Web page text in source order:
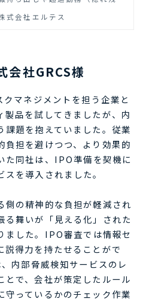
した事例をまとめました。無料で
式会社エルテス
会社GRCS様
マネジメントを担う企業と
製品を試してきましたが、内
課題を抱えていました。従業
負担を避けつつ、より効果的
た同社は、IPO準備を契機に
を導入されました。
側の精神的な負担が軽減され
る舞いが「見える化」された
ました。IPO審査では情報セ
説得力を持たせることがで
内部脅威検知サービスのレ
とで、会社が策定したルール
守っているかのチェック作業